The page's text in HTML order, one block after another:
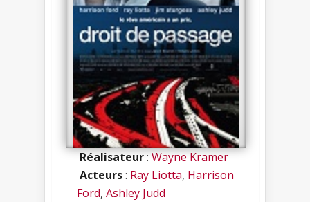
Réalisateur:Wayne Kramer
Acteurs: Ray Liotta, Harrison
Ford, Ashley Judd